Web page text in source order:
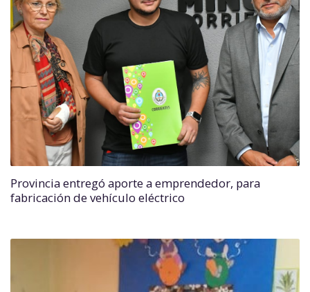
Provincia entregó aporte a emprendedor, para
fabricación de vehículo eléctrico